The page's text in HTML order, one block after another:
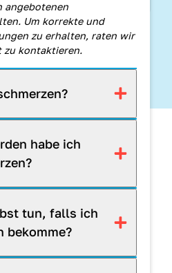
angebotenen
Um korrekte und
zu erhalten, raten wir
zu kontaktieren.
habe ich
tun, falls ich
bekomme?